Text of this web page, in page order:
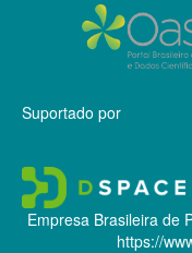
Suportado por
Empresa Brasileira de
https://